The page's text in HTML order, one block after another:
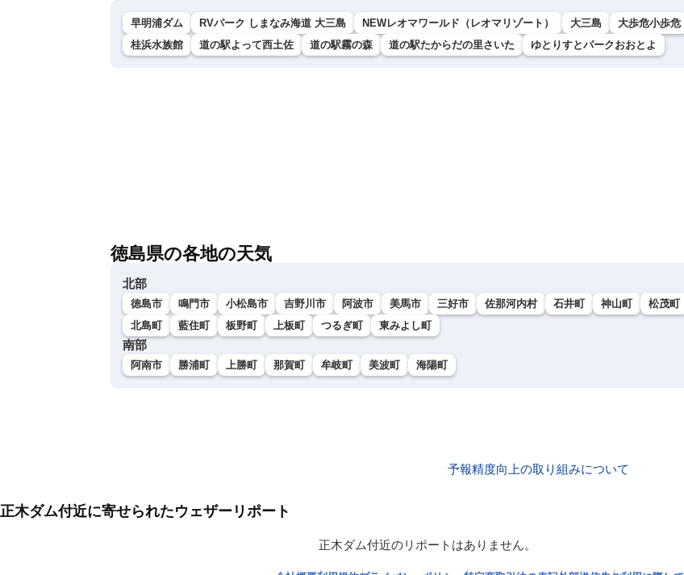
早明浦ダム RVパーク しまなみ海道 大三島 NEWレオマワールド（レオマリゾート） 大三島
大歩危小歩危
桂浜水族館
道の駅よって西土佐 道の駅霧の森 道の駅たからだの里さいた ゆとりすとパークおおとよ
徳島県の各地の天気
北部
徳島市 鳴門市 小松島市 吉野川市 阿波市 美馬市 三好市 佐那河内村 石井町 神山町
松茂町
北島町
藍住町 板野町 上板町 つるぎ町 東みよし町
南部
阿南市 勝浦町 上勝町 那賀町 牟岐町 美波町 海陽町
予報精度向上の取り組みについて
正木ダム付近に寄せられたウェザーリポート
正木ダム付近のリポートはありません。